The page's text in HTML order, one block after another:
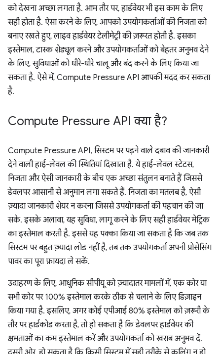
को देखना अच्छा लगता है. आम तौर पर, हार्डवेयर भी इस काम के लिए
सही होता है. ऐसा करने के लिए, आपको उपयोगकर्ताओं की निजता को
बनाए रखते हुए, लाइव हार्डवेयर टेलीमेट्री की ज़रूरत होती है. इसका
इस्तेमाल, टास्क शेड्यूल करने और उपयोगकर्ताओं को बेहतर अनुभव देने
के लिए, सुविधाओं को धीरे-धीरे चालू और बंद करने के लिए किया जा
सकता है. ऐसे में, Compute Pressure API आपकी मदद कर सकता
है.
Compute Pressure API क्या है?
Compute Pressure API, सिस्टम पर पड़ने वाले दबाव की जानकारी
देने वाली हाई-लेवल की स्थितियां दिखाता है. ये हाई-लेवल स्टेटस,
निजता और ऐसी जानकारी के बीच एक अच्छा संतुलन बनाते हैं जिससे
डेवलपर आसानी से अनुमान लगा सकते हैं. निजता का मतलब है, ऐसी
ज़्यादा जानकारी शेयर न करना जिससे उपयोगकर्ता की पहचान की जा
सके. इसके अलावा, यह सुविधा, लागू करने के लिए सही हार्डवेयर मेट्रिक
का इस्तेमाल करती है. इससे यह पक्का किया जा सकता है कि जब तक
सिस्टम पर बहुत ज़्यादा लोड नहीं है, तब तक उपयोगकर्ता अपनी प्रोसेसिंग
पावर का पूरा फ़ायदा ले सकें.
उदाहरण के लिए, आधुनिक सीपीयू को ज़्यादातर मामलों में, एक कोर या
सभी कोर पर 100% इस्तेमाल करके ठीक से चलाने के लिए डिज़ाइन
किया गया है. इसलिए, अगर कोई एपीआई 80% इस्तेमाल को ज़रूरी के
तौर पर हार्डकोड करता है, तो हो सकता है कि डेवलपर हार्डवेयर की
क्षमताओं का कम इस्तेमाल करें और उपयोगकर्ता को खराब अनुभव दें.